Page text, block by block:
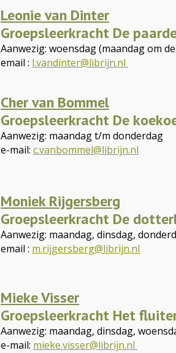
Leonie van Dinter
Groepsleerkracht De
Aanwezig: woensdag (maandag om
email : l.vandinter@librijn.nl
Cher van Bommel
Groepsleerkracht De
Aanwezig: maandag t/m donderdag
e-mail: c.vanbommel@librijn.nl
Moniek Rijgersberg
Groepsleerkracht De
Aanwezig: maandag, dinsdag,
email : m.rijgersberg@librijn.nl
Mieke Visser
Groepsleerkracht Het
Aanwezig: maandag, dinsdag,
e-mail: mieke.visser@librijn.nl